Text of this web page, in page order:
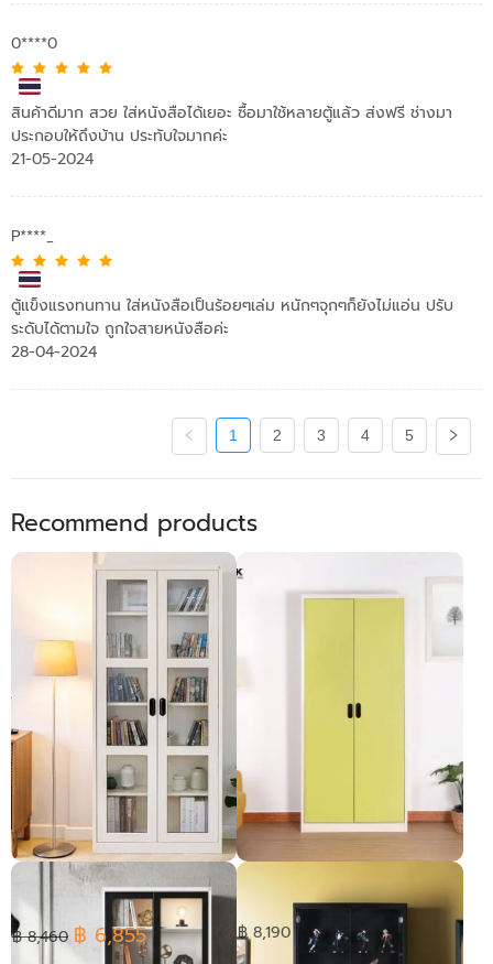
0****0
สินค้าดีมาก สวย ใส่หนังสือได้เยอะ ซื้อมาใช้หลายตู้แล้ว ส่งฟรี ช่างมา
ประกอบให้ถึงบ้าน ประทับใจมากค่ะ
21-05-2024
P****_
ตู้แข็งแรงทนทาน ใส่หนังสือเป็นร้อยๆเล่ม หนักๆจุกๆก็ยังไม่แอ่น ปรับ
ระดับได้ตามใจ ถูกใจสายหนังสือค่ะ
28-04-2024
1 2 3 4 5
Recommend products
High cabinet - Open glass
door
฿ 8,460 ฿ 6,855 ฿ 8,190